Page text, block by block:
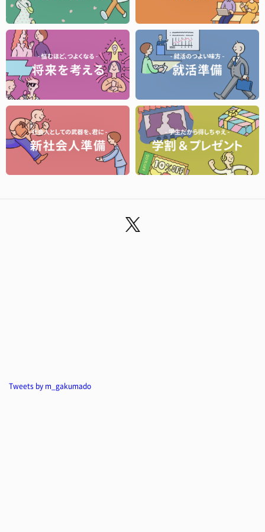
Tweets by m_gakumado